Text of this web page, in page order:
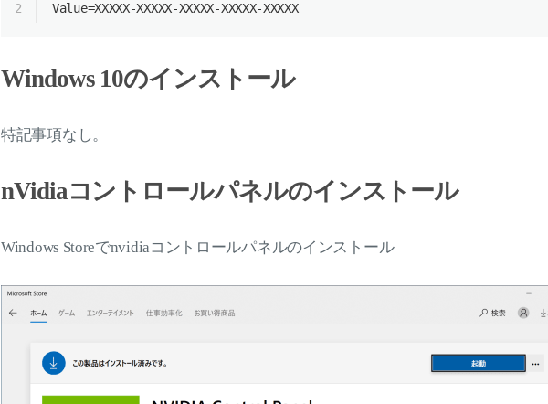
2
Value=XXXXX-XXXXX-XXXXX-XXXXX-XXXXX
Windows 10のインストール
特記事項なし。
nVidiaコントロールパネルのインストール
Windows Storeでnvidiaコントロールパネルのインストール